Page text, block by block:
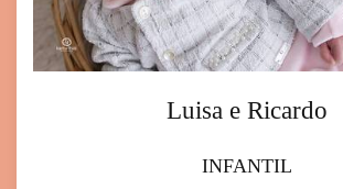
Luisa e Ricardo
INFANTIL